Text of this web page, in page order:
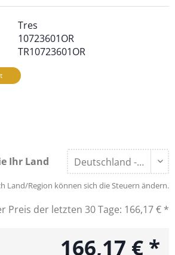
Tres
10723601OR
TR10723601OR
Ihr Land
Land/Region können sich die Steuern ändern.
Preis der letzten 30 Tage: 166,17 € *
166,17 € *